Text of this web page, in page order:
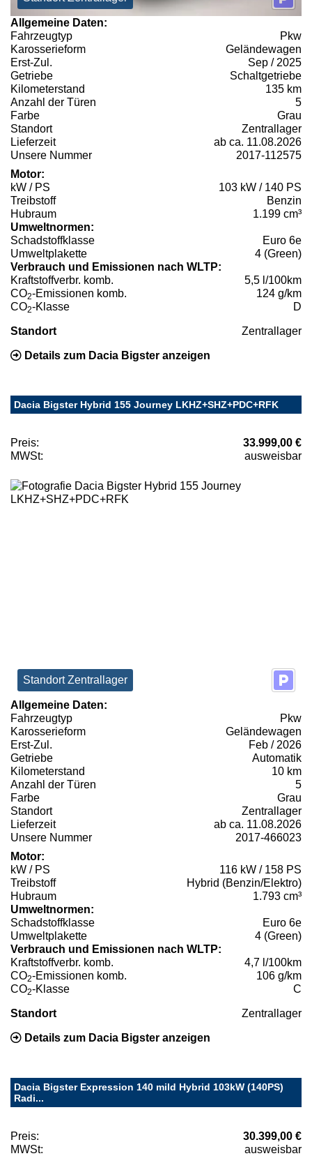
Allgemeine Daten:
Fahrzeugtyp
Pkw
Karosserieform
Geländewagen
Erst-Zul.
Sep / 2025
Getriebe
Schaltgetriebe
Kilometerstand
135 km
Anzahl der Türen
5
Farbe
Grau
Standort
Zentrallager
Lieferzeit
ab ca. 11.08.2026
Unsere Nummer
2017-112575
Motor:
kW / PS
103 kW / 140 PS
Treibstoff
Benzin
Hubraum
1.199 cm³
Umweltnormen:
Schadstoffklasse
Euro 6e
Umweltplakette
4 (Green)
Verbrauch und Emissionen nach WLTP:
Kraftstoffverbr. komb.
5,5 l/100km
CO2-Emissionen komb.
124 g/km
CO2-Klasse D
Standort Zentrallager
Details zum Dacia Bigster anzeigen
Dacia Bigster Hybrid 155 Journey LKHZ+SHZ+PDC+RFK
Preis:
33.999,00 €
MWSt:
ausweisbar
Standort Zentrallager
Allgemeine Daten:
Fahrzeugtyp
Pkw
Karosserieform
Geländewagen
Erst-Zul.
Feb / 2026
Getriebe
Automatik
Kilometerstand
10 km
Anzahl der Türen
5
Farbe
Grau
Standort
Zentrallager
Lieferzeit
ab ca. 11.08.2026
Unsere Nummer
2017-466023
Motor:
kW / PS
116 kW / 158 PS
Treibstoff
Hybrid (Benzin/Elektro)
Hubraum
1.793 cm³
Umweltnormen:
Schadstoffklasse
Euro 6e
Umweltplakette
4 (Green)
Verbrauch und Emissionen nach WLTP:
Kraftstoffverbr. komb.
4,7 l/100km
CO2-Emissionen komb.
106 g/km
CO2-Klasse C
Standort Zentrallager
Details zum Dacia Bigster anzeigen
Dacia Bigster Expression 140 mild Hybrid 103kW (140PS)
Radi...
Preis:
30.399,00 €
MWSt:
ausweisbar